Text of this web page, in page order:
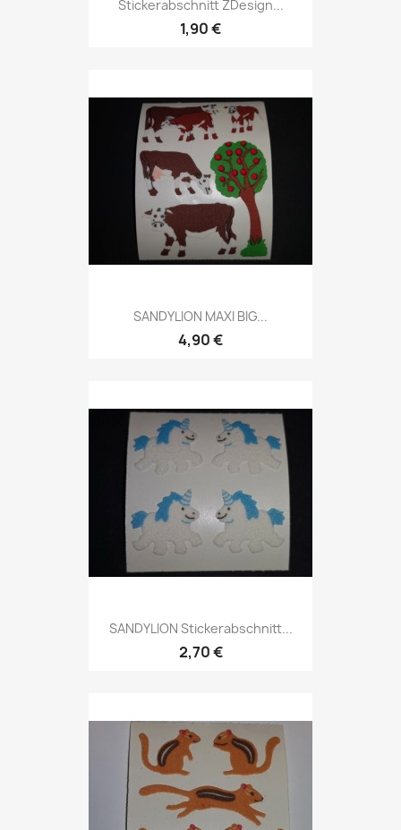
Stickerabschnitt ZDesign...
1,90 €
SANDYLION MAXI BIG...
4,90 €
SANDYLION Stickerabschnitt...
2,70 €